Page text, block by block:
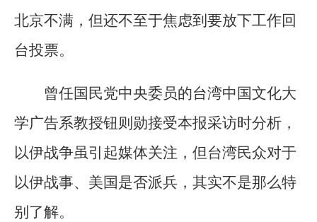
北京不满，但还不至于焦虑到要放下工作回
台投票。
曾任国民党中央委员的台湾中国文化大
学广告系教授钮则勋接受本报采访时分析，
以伊战争虽引起媒体关注，但台湾民众对于
以伊战事、美国是否派兵，其实不是那么特
别了解。